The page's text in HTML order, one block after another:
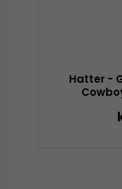
Hatter -